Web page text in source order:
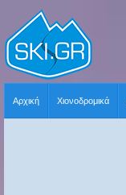
Αρχική Χιονοδρομικά